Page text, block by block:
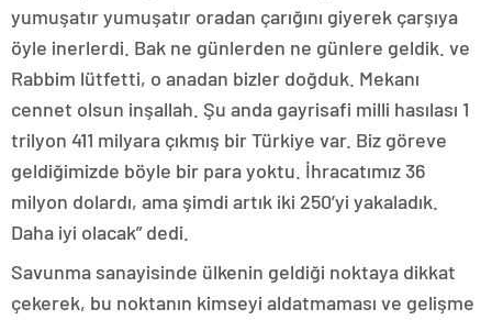
yumuşatır yumuşatır oradan çarığını giyerek çarşıya
öyle inerlerdi. Bak ne günlerden ne günlere geldik. ve
Rabbim lütfetti, o anadan bizler doğduk. Mekanı
cennet olsun inşallah. Şu anda gayrisafi milli hasılası 1
trilyon 411 milyara çıkmış bir Türkiye var. Biz göreve
geldiğimizde böyle bir para yoktu. İhracatımız 36
milyon dolardı, ama şimdi artık iki 250’yi yakaladık.
Daha iyi olacak” dedi.
Savunma sanayisinde ülkenin geldiği noktaya dikkat
çekerek, bu noktanın kimseyi aldatmaması ve gelişme